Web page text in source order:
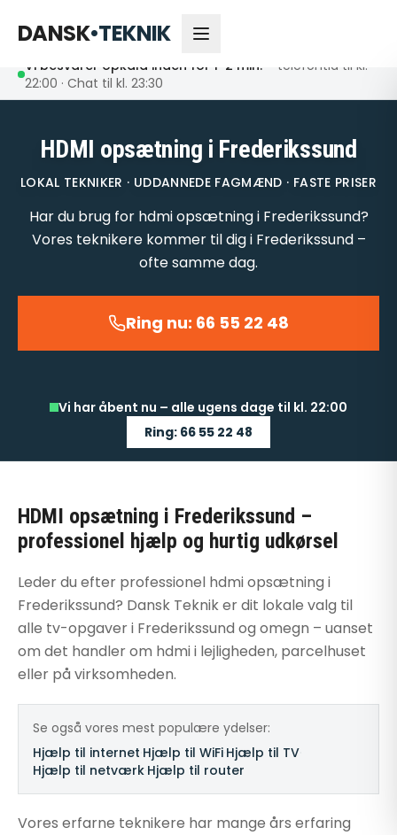
DANSK•TEKNIK
Åbent nu
Vi besvarer opkald inden for 1-2 min. – telefontid til kl.
22:00 · Chat til kl. 23:30
HDMI opsætning i Frederikssund
LOKAL TEKNIKER · UDDANNEDE FAGMÆND · FASTE PRISER
Har du brug for hdmi opsætning i Frederikssund?
Vores teknikere kommer til dig i Frederikssund –
ofte samme dag.
Ring nu: 66 55 22 48
Vi har åbent nu – alle ugens dage til kl. 22:00
Ring: 66 55 22 48
HDMI opsætning i Frederikssund –
professionel hjælp og hurtig udkørsel
Leder du efter professionel hdmi opsætning i
Frederikssund? Dansk Teknik er dit lokale valg til
alle tv-opgaver i Frederikssund og omegn – uanset
om det handler om hdmi i lejligheden, parcelhuset
eller på virksomheden.
Se også vores mest populære ydelser:
Hjælp til internet Hjælp til WiFi Hjælp til TV
Hjælp til netværk Hjælp til router
Vores erfarne teknikere har mange års erfaring